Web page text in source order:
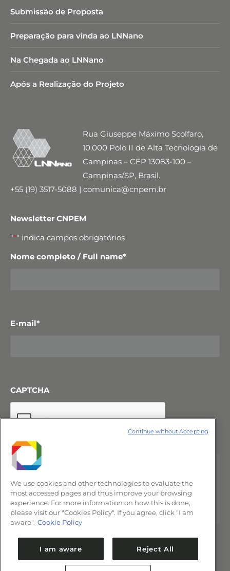
Submissão de Proposta
Preparação para vinda ao LNNano
Na Chegada ao LNNano
Após a Realização do Projeto
Rua Giuseppe Máximo Scolfaro,
10.000 Polo II de Alta Tecnologia de
Campinas – CEP 13083-100 –
Campinas/SP, Brasil.
+55 (19) 3517-5088 | comunica@cnpem.br
Newsletter CNPEM
"*" indica campos obrigatórios
Nome completo / Full name*
E-mail*
CAPTCHA
We use cookies and other technologies to evaluate the
most accessed pages and thus improve your browsing
experience. For more information on how this is done,
please visit our "Cookies Policy". If you agree, click "I am
aware". Cookie Policy
I am aware Reject All
Continue without Accepting